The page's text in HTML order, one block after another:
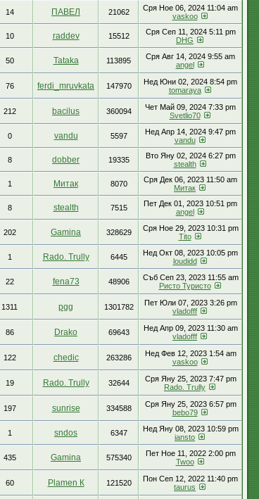
14 ПАВЕЛ 21062
Сря Ное 06, 2024 11:04 am
vaskoo
10 raddev 15512
Сря Сеп 11, 2024 5:11 pm
DHG
50 Tataka 113895
Сря Авг 14, 2024 9:55 am
аngel
76 ferdi_mruvkata 147970
Нед Юни 02, 2024 8:54 pm
tomaraya
212 bacilus 360094
Чет Май 09, 2024 7:33 pm
Svetlio70
0 vandu 5597
Нед Апр 14, 2024 9:47 pm
vandu
8 dobber 19335
Вто Яну 02, 2024 6:27 pm
stealth
1 Митак 8070
Сря Дек 06, 2023 11:50 am
Митак
8 stealth 7515
Пет Дек 01, 2023 10:51 pm
аngel
202 Gamina 328629
Сря Ное 29, 2023 10:31 pm
Tito
1 Rado. Trully 6445
Нед Окт 08, 2023 10:05 pm
loudidd
22 fena73 48906
Съб Сеп 23, 2023 11:55 am
Ристо Туристо
1311 pgg 1301782
Пет Юли 07, 2023 3:26 pm
vladofff
86 Drako 69643
Нед Апр 09, 2023 11:30 am
vladofff
122 chedic 263286
Нед Фев 12, 2023 1:54 am
vaskoo
19 Rado. Trully 32644
Сря Яну 25, 2023 7:47 pm
Rado. Trully
197 sunrise 334588
Сря Яну 25, 2023 6:57 pm
bebo79
1 sndos 6347
Нед Яну 08, 2023 10:59 pm
iansto
435 Gamina 575340
Пет Ное 11, 2022 2:00 pm
Twoo
60 Plamen К 121520
Пон Сеп 12, 2022 11:40 pm
taurus